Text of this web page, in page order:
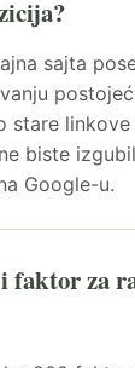
sajta
stare linkove
biste
Google-u.
faktor za